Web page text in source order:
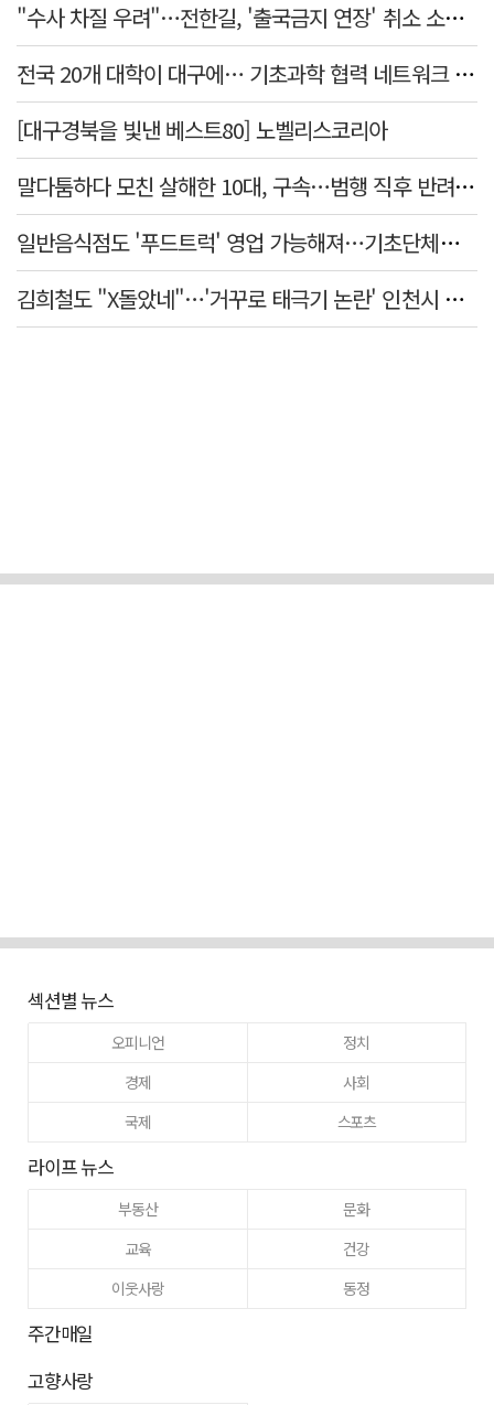
"수사 차질 우려"…전한길, '출국금지 연장' 취소 소송 패소
전국 20개 대학이 대구에… 기초과학 협력 네트워크 출범하다
[대구경북을 빛낸 베스트80] 노벨리스코리아
말다툼하다 모친 살해한 10대, 구속…범행 직후 반려견도 죽여
일반음식점도 '푸드트럭' 영업 가능해져…기초단체별 조례 개정 움직임
김희철도 "X돌았네"…'거꾸로 태극기 논란' 인천시 현수막, 이틀 만에 철거
섹션별 뉴스
오피니언
정치
경제
사회
국제
스포츠
라이프 뉴스
부동산
문화
교육
건강
이웃사랑
동정
주간매일
고향사랑